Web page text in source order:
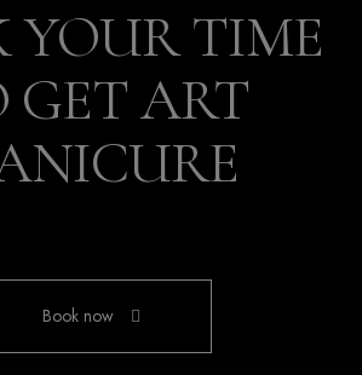
YOUR TIME
GET ART
Book now